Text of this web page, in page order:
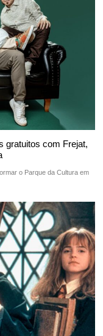
gratuitos com Frejat,
o Parque da Cultura em